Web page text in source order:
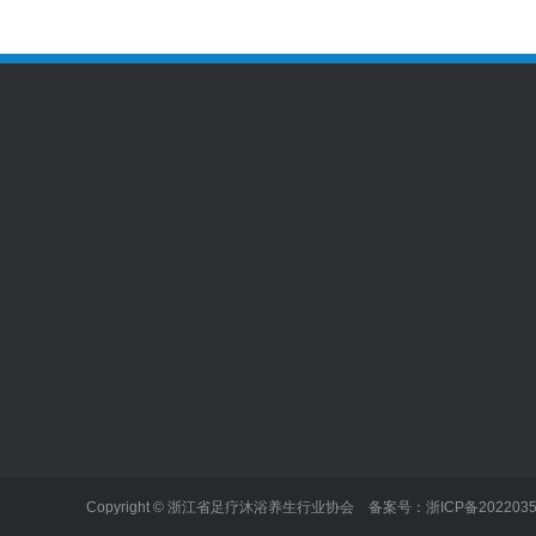
行业标准
会议通知
Copyright © 浙江省足疗沐浴养生行业协会 备案号： 浙ICP备